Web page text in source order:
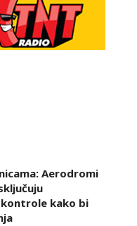
Aerodromi
kako bi